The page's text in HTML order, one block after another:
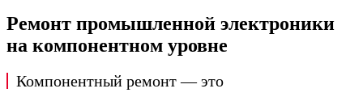
Ремонт промышленной электроники
на компонентном уровне
Компонентный ремонт — это